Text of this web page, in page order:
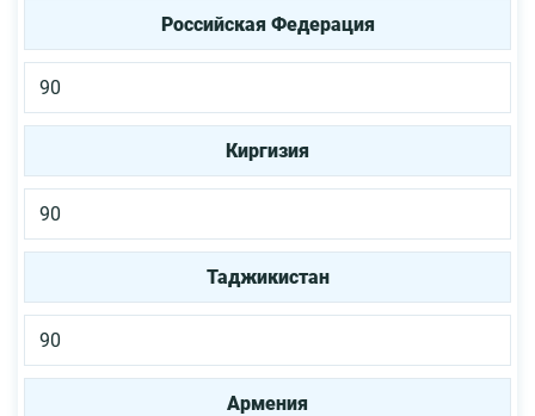
Российская Федерация
90
Киргизия
90
Таджикистан
90
Армения